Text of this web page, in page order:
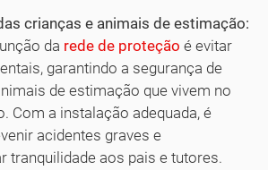
crianças e animais de estimação:
da rede de proteção é evitar
garantindo a segurança de
de estimação que vivem no
Com a instalação adequada, é
acidentes graves e
tranquilidade aos pais e tutores.